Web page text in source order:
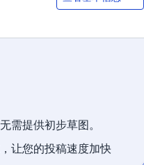
需提供初步草图。
让您的投稿速度加快